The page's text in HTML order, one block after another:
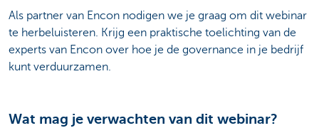
Als partner van Encon nodigen we je graag om dit webinar
te herbeluisteren. Krijg een praktische toelichting van de
experts van Encon over hoe je de governance in je bedrijf
kunt verduurzamen.
Wat mag je verwachten van dit webinar?